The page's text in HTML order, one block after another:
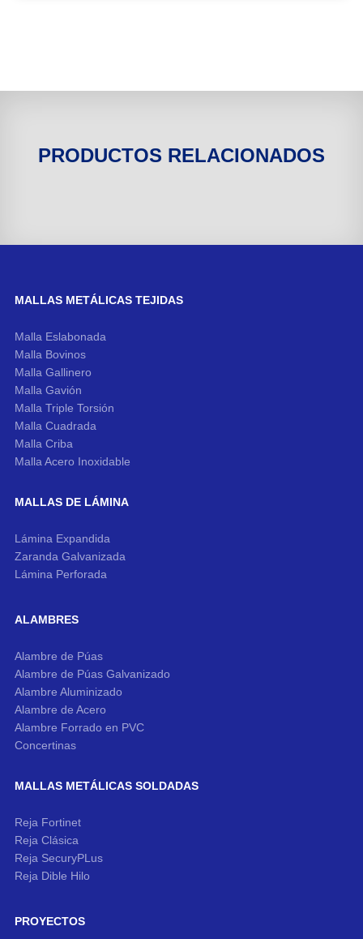
PRODUCTOS RELACIONADOS
MALLAS METÁLICAS TEJIDAS
Malla Eslabonada
Malla Bovinos
Malla Gallinero
Malla Gavión
Malla Triple Torsión
Malla Cuadrada
Malla Criba
Malla Acero Inoxidable
MALLAS DE LÁMINA
Lámina Expandida
Zaranda Galvanizada
Lámina Perforada
ALAMBRES
Alambre de Púas
Alambre de Púas Galvanizado
Alambre Aluminizado
Alambre de Acero
Alambre Forrado en PVC
Concertinas
MALLAS METÁLICAS SOLDADAS
Reja Fortinet
Reja Clásica
Reja SecuryPLus
Reja Dible Hilo
PROYECTOS